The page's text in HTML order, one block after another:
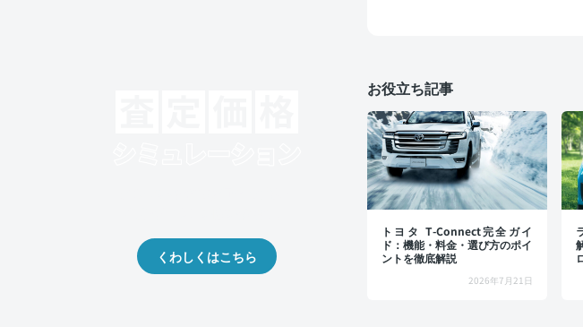
お役立ち記事
トヨタ T-Connect完全ガイ
ド：機能・料金・選び方のポイ
ントを徹底解説
2026年7月21日
くわしくはこちら